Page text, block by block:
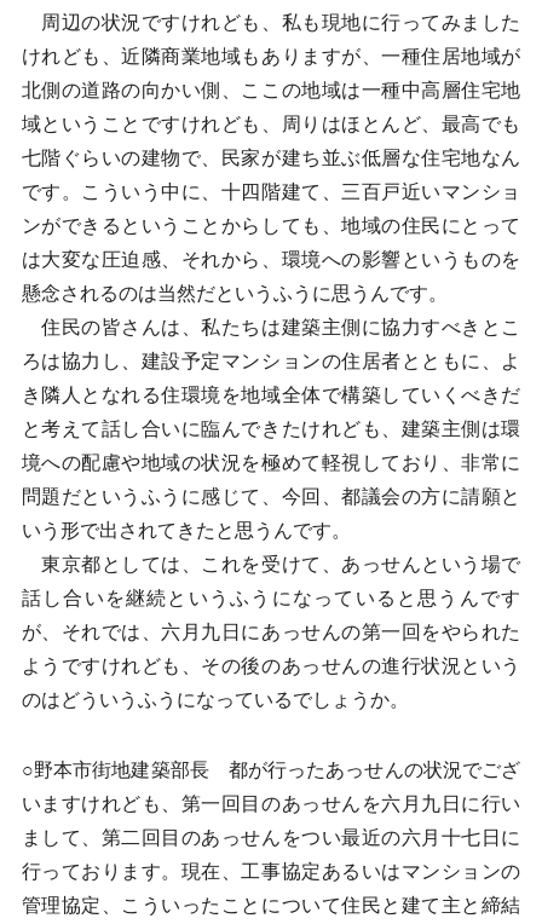
周辺の状況ですけれども、私も現地に行ってみました
けれども、近隣商業地域もありますが、一種住居地域が
北側の道路の向かい側、ここの地域は一種中高層住宅地
域ということですけれども、周りはほとんど、最高でも
七階ぐらいの建物で、民家が建ち並ぶ低層な住宅地なん
です。こういう中に、十四階建て、三百戸近いマンショ
ンができるということからしても、地域の住民にとって
は大変な圧迫感、それから、環境への影響というものを
懸念されるのは当然だというふうに思うんです。
住民の皆さんは、私たちは建築主側に協力すべきとこ
ろは協力し、建設予定マンションの住居者とともに、よ
き隣人となれる住環境を地域全体で構築していくべきだ
と考えて話し合いに臨んできたけれども、建築主側は環
境への配慮や地域の状況を極めて軽視しており、非常に
問題だというふうに感じて、今回、都議会の方に請願と
いう形で出されてきたと思うんです。
東京都としては、これを受けて、あっせんという場で
話し合いを継続というふうになっていると思うんです
が、それでは、六月九日にあっせんの第一回をやられた
ようですけれども、その後のあっせんの進行状況という
のはどういうふうになっているでしょうか。
○野本市街地建築部長 都が行ったあっせんの状況でござ
いますけれども、第一回目のあっせんを六月九日に行い
まして、第二回目のあっせんをつい最近の六月十七日に
行っております。現在、工事協定あるいはマンションの
管理協定、こういったことについて住民と建て主と締結